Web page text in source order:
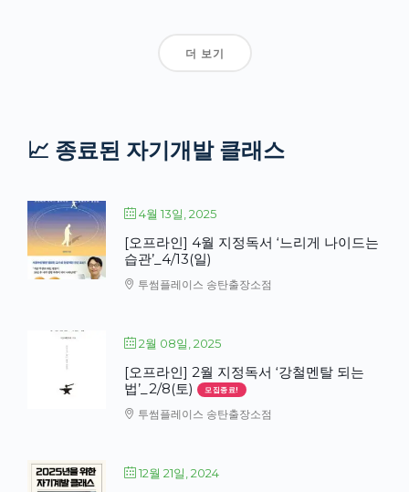
더 보기
📈 종료된 자기개발 클래스
4월 13일, 2025
[오프라인] 4월 지정독서 ‘느리게 나이드는
습관’_4/13(일)
투썸플레이스 송탄출장소점
2월 08일, 2025
[오프라인] 2월 지정독서 ‘강철멘탈 되는
법’_2/8(토)
모집종료!
투썸플레이스 송탄출장소점
12월 21일, 2024